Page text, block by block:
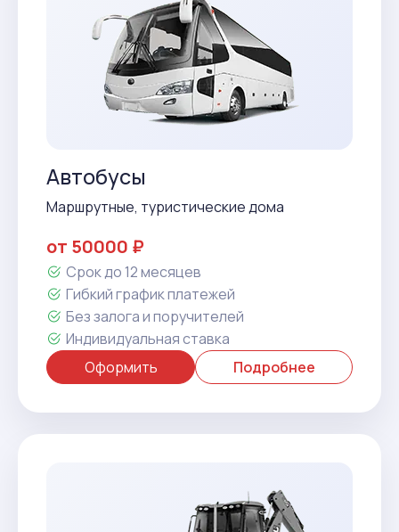
Автобусы
Маршрутные, туристические дома
от 50000 ₽
Срок до 12 месяцев
Гибкий график платежей
Без залога и поручителей
Индивидуальная ставка
Оформить
Подробнее